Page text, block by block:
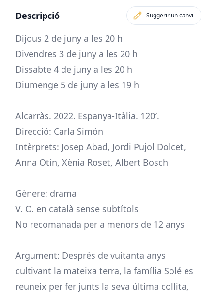
Descripció Suggerir un canvi
Dijous 2 de juny a les 20 h
Divendres 3 de juny a les 20 h
Dissabte 4 de juny a les 20 h
Diumenge 5 de juny a les 19 h
Alcarràs. 2022. Espanya-Itàlia. 120′.
Direcció: Carla Simón
Intèrprets: Josep Abad, Jordi Pujol Dolcet,
Anna Otín, Xènia Roset, Albert Bosch
Gènere: drama
V. O. en català sense subtítols
No recomanada per a menors de 12 anys
Argument: Després de vuitanta anys
cultivant la mateixa terra, la família Solé es
reuneix per fer junts la seva última collita,